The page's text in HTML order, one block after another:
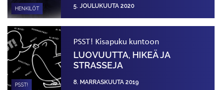
HENKILÖT 5. JOULUKUUTA 2020
PSST!
PSST! Kisapuku kuntoon
LUOVUUTTA, HIKEÄ JA
STRASSEJA
8. MARRASKUUTA 2019